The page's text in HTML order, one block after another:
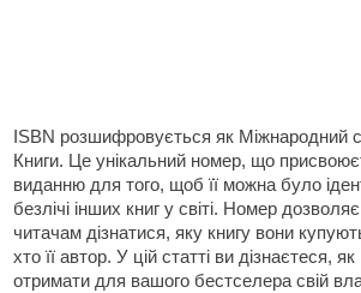
ISBN розшифровується як Міжнародний
Книги. Це унікальний номер, що
виданню для того, щоб її можна було
безлічі інших книг у світі. Номер
читачам дізнатися, яку книгу вони
хто її автор. У цій статті ви дізнаєтеся,
отримати для вашого бестселера свій